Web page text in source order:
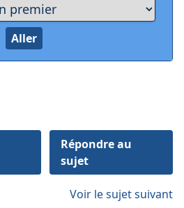
Répondre au
sujet
Voir le sujet suivant